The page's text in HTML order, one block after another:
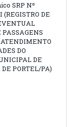
SRP Nº
(REGISTRO DE
DO
DE
PORTEL/PA)